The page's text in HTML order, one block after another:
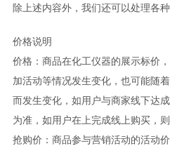
除上述内容外，我们还可以处理各
价格说明
价格：商品在化工仪器的展示标价
加活动等情况发生变化，也可能随
而发生变化，如用户与商家线下达
为准，如用户在上完成线上购买，
抢购价：商品参与营销活动的活动